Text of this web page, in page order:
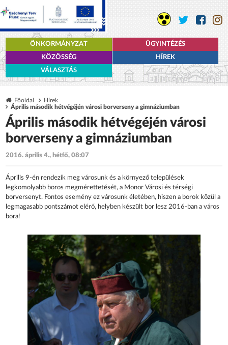
ÖNKORMÁNYZAT
ÜGYINTÉZÉS
KÖZÖSSÉG
HÍREK
VÁLASZTÁS
Főoldal
Hírek
Április második hétvégéjén városi borverseny a gimnáziumban
Április második hétvégéjén városi
borverseny a gimnáziumban
2016. április 4., hétfő, 08:07
Április 9-én rendezik meg városunk és a környező települések
legkomolyabb boros megmérettetését, a Monor Városi és térségi
borversenyt. Fontos esemény ez városunk életében, hiszen a borok közül a
legmagasabb pontszámot elérő, helyben készült bor lesz 2016-ban a város
bora!